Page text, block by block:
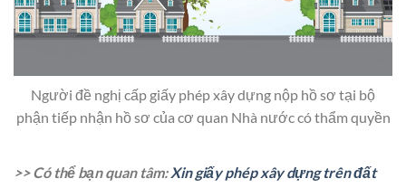
Người đề nghị cấp giấy phép xây dựng nộp hồ sơ tại bộ
phận tiếp nhận hồ sơ của cơ quan Nhà nước có thẩm quyền
>> Có thể bạn quan tâm:Xin giấy phép xây dựng trên đất